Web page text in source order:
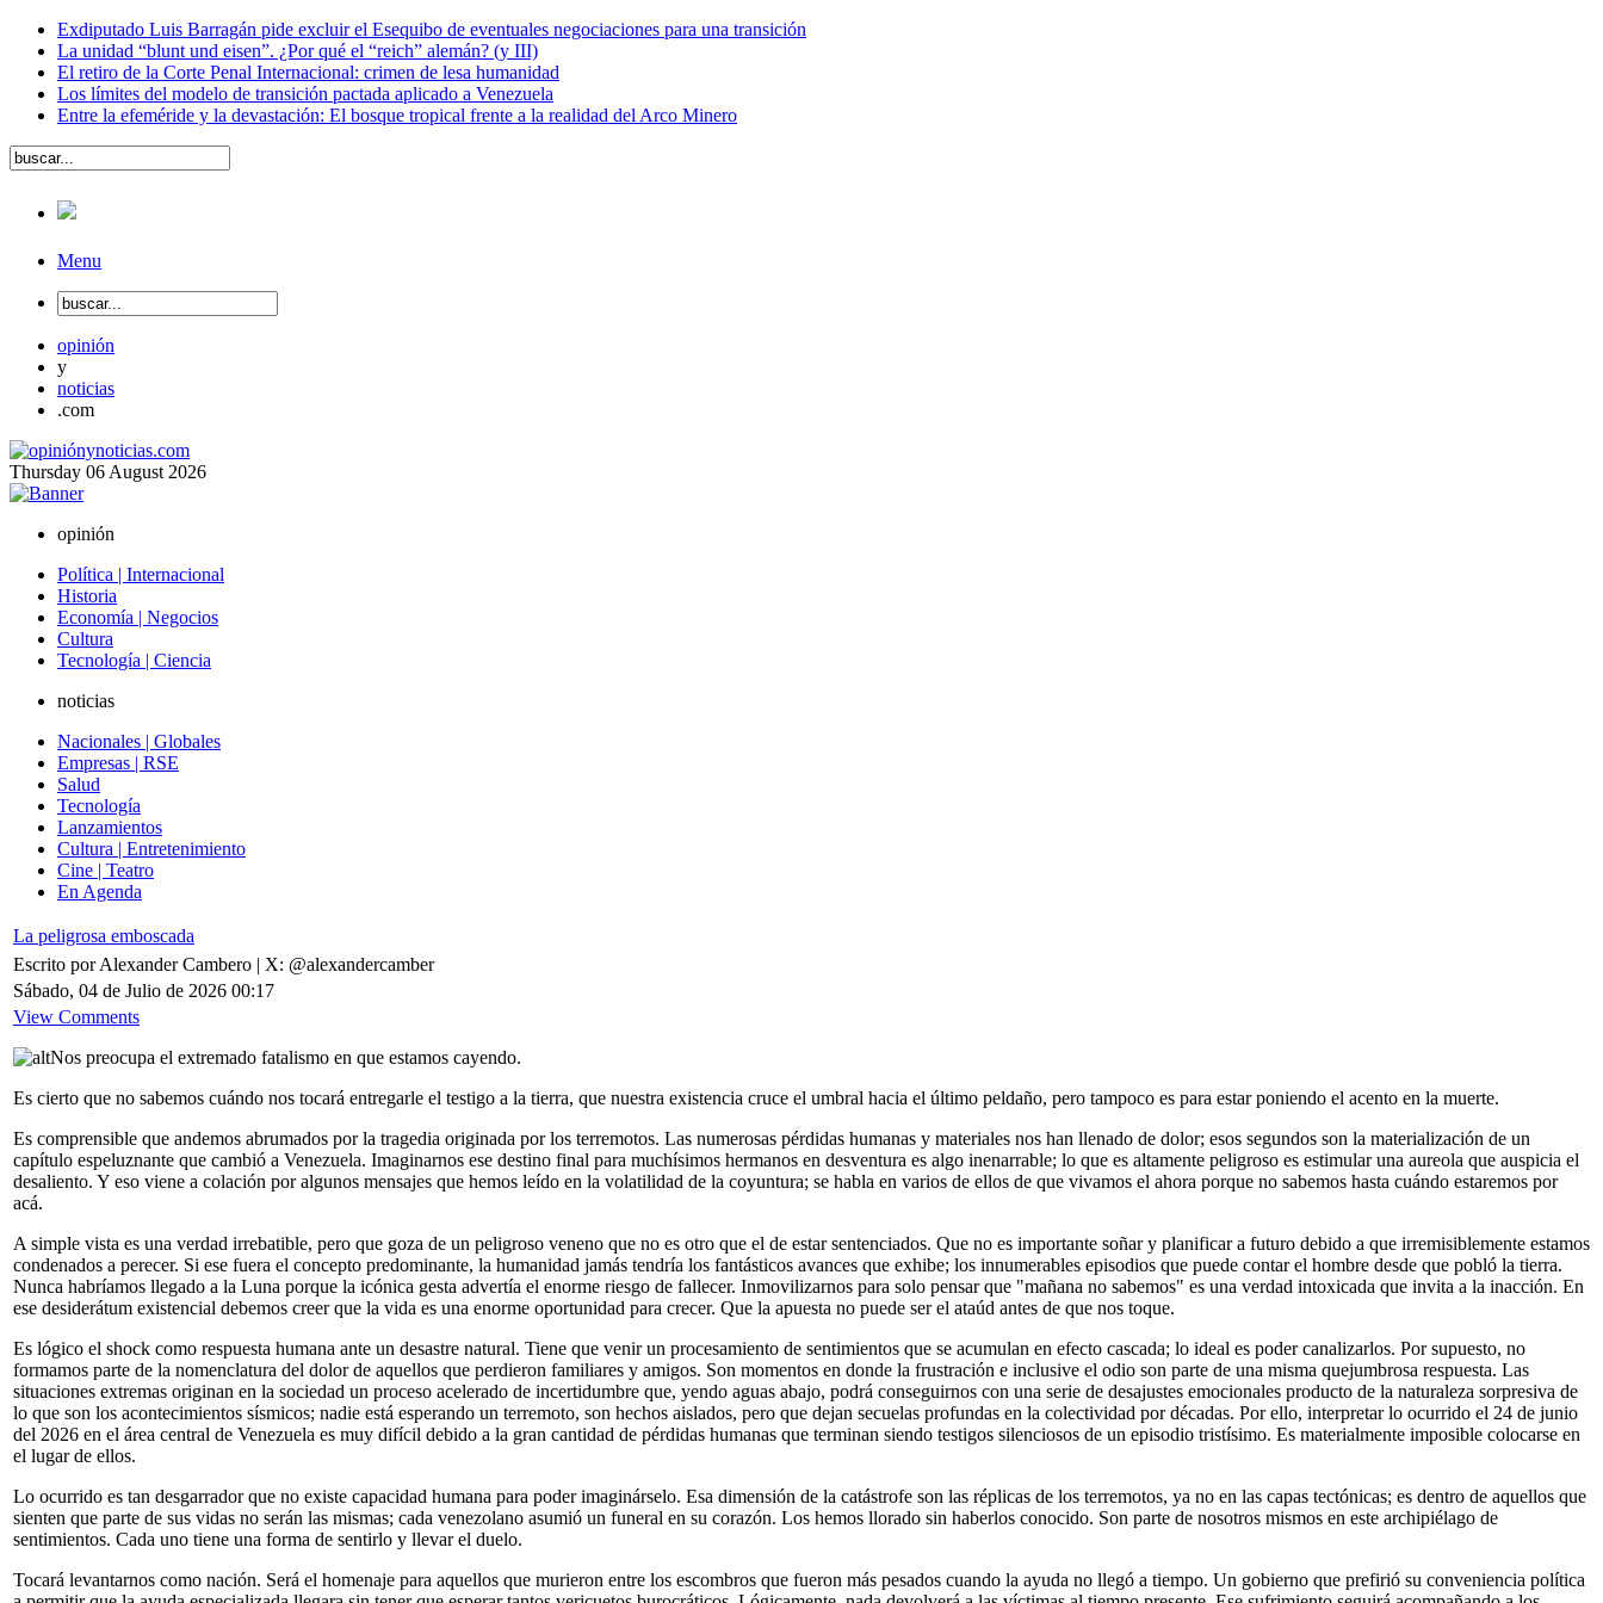
Exdiputado Luis Barragán pide excluir el Esequibo de eventuales negociaciones para una transición
La unidad “blunt und eisen”. ¿Por qué el “reich” alemán? (y III)
El retiro de la Corte Penal Internacional: crimen de lesa humanidad
Los límites del modelo de transición pactada aplicado a Venezuela
Entre la efeméride y la devastación: El bosque tropical frente a la realidad del Arco Minero
Menu
opinión
y
noticias
.com
Thursday 06 August 2026
opinión
Política | Internacional
Historia
Economía | Negocios
Cultura
Tecnología | Ciencia
noticias
Nacionales | Globales
Empresas | RSE
Salud
Tecnología
Lanzamientos
Cultura | Entretenimiento
Cine | Teatro
En Agenda
La peligrosa emboscada
Escrito por Alexander Cambero | X: @alexandercamber
Sábado, 04 de Julio de 2026 00:17
View Comments
Nos preocupa el extremado fatalismo en que estamos cayendo.
Es cierto que no sabemos cuándo nos tocará entregarle el testigo a la tierra, que nuestra existencia cruce el umbral hacia el último peldaño, pero tampoco es para estar poniendo el acento en la muerte.
Es comprensible que andemos abrumados por la tragedia originada por los terremotos. Las numerosas pérdidas humanas y materiales nos han llenado de dolor; esos segundos son la materialización de un
capítulo espeluznante que cambió a Venezuela. Imaginarnos ese destino final para muchísimos hermanos en desventura es algo inenarrable; lo que es altamente peligroso es estimular una aureola que auspicia el
desaliento. Y eso viene a colación por algunos mensajes que hemos leído en la volatilidad de la coyuntura; se habla en varios de ellos de que vivamos el ahora porque no sabemos hasta cuándo estaremos por
acá.
A simple vista es una verdad irrebatible, pero que goza de un peligroso veneno que no es otro que el de estar sentenciados. Que no es importante soñar y planificar a futuro debido a que irremisiblemente estamos
condenados a perecer. Si ese fuera el concepto predominante, la humanidad jamás tendría los fantásticos avances que exhibe; los innumerables episodios que puede contar el hombre desde que pobló la tierra.
Nunca habríamos llegado a la Luna porque la icónica gesta advertía el enorme riesgo de fallecer. Inmovilizarnos para solo pensar que "mañana no sabemos" es una verdad intoxicada que invita a la inacción. En
ese desiderátum existencial debemos creer que la vida es una enorme oportunidad para crecer. Que la apuesta no puede ser el ataúd antes de que nos toque.
Es lógico el shock como respuesta humana ante un desastre natural. Tiene que venir un procesamiento de sentimientos que se acumulan en efecto cascada; lo ideal es poder canalizarlos. Por supuesto, no
formamos parte de la nomenclatura del dolor de aquellos que perdieron familiares y amigos. Son momentos en donde la frustración e inclusive el odio son parte de una misma quejumbrosa respuesta. Las
situaciones extremas originan en la sociedad un proceso acelerado de incertidumbre que, yendo aguas abajo, podrá conseguirnos con una serie de desajustes emocionales producto de la naturaleza sorpresiva de
lo que son los acontecimientos sísmicos; nadie está esperando un terremoto, son hechos aislados, pero que dejan secuelas profundas en la colectividad por décadas. Por ello, interpretar lo ocurrido el 24 de junio
del 2026 en el área central de Venezuela es muy difícil debido a la gran cantidad de pérdidas humanas que terminan siendo testigos silenciosos de un episodio tristísimo. Es materialmente imposible colocarse en
el lugar de ellos.
Lo ocurrido es tan desgarrador que no existe capacidad humana para poder imaginárselo. Esa dimensión de la catástrofe son las réplicas de los terremotos, ya no en las capas tectónicas; es dentro de aquellos que
sienten que parte de sus vidas no serán las mismas; cada venezolano asumió un funeral en su corazón. Los hemos llorado sin haberlos conocido. Son parte de nosotros mismos en este archipiélago de
sentimientos. Cada uno tiene una forma de sentirlo y llevar el duelo.
Tocará levantarnos como nación. Será el homenaje para aquellos que murieron entre los escombros que fueron más pesados cuando la ayuda no llegó a tiempo. Un gobierno que prefirió su conveniencia política